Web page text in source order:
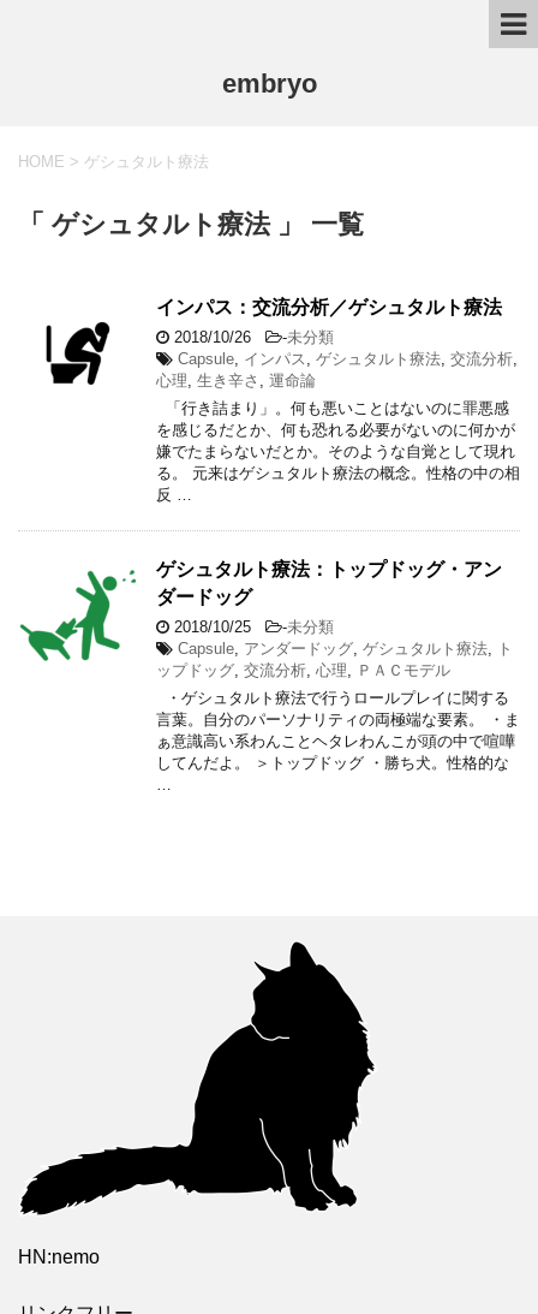
embryo
HOME > ゲシュタルト療法
「 ゲシュタルト療法 」 一覧
インパス：交流分析／ゲシュタルト療法
2018/10/26 -未分類
Capsule インパス ゲシュタルト療法 交流分析
心理 生き辛さ
運命論
「行き詰まり」。何も悪いことはないのに罪悪感
を感じるだとか、何も恐れる必要がないのに何かが
嫌でたまらないだとか。そのような自覚として現れ
る。 元来はゲシュタルト療法の概念。性格の中の相
反 …
ゲシュタルト療法：トップドッグ・アン
ダードッグ
2018/10/25 -未分類
Capsule アンダードッグ ゲシュタルト療法
ト
ップドッグ 交流分析 心理
ＰＡＣモデル
・ゲシュタルト療法で行うロールプレイに関する
言葉。自分のパーソナリティの両極端な要素。 ・ま
ぁ意識高い系わんことヘタレわんこが頭の中で喧嘩
してんだよ。 ＞トップドッグ ・勝ち犬。性格的な
HN:nemo